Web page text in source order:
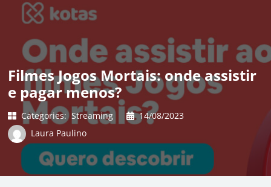
Filmes Jogos Mortais: onde assistir
e pagar menos?
Categories: Streaming
14/08/2023
Laura Paulino